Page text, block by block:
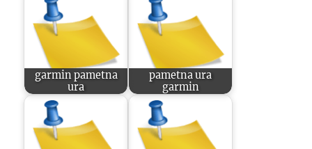
garmin pametna
ura
pametna ura
garmin